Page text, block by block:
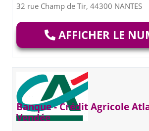
32 rue Champ de Tir, 44300 NANTES
AFFICHER LE
Banque - Crédit Agricole
Vendée